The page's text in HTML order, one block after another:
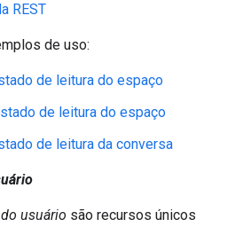
REST
de uso:
de leitura do espaço
de leitura do espaço
de leitura da conversa
usuário são recursos únicos